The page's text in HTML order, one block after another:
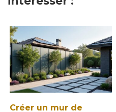
Créer un mur de